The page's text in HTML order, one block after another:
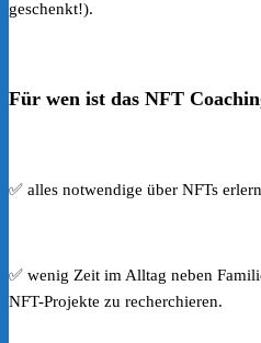
geschenkt!).
Für wen ist das NFT
✅ alles notwendige über NFTs
✅ wenig Zeit im Alltag neben
NFT-Projekte zu recherchieren.